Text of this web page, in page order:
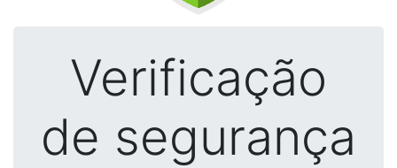
Verificação
de segurança